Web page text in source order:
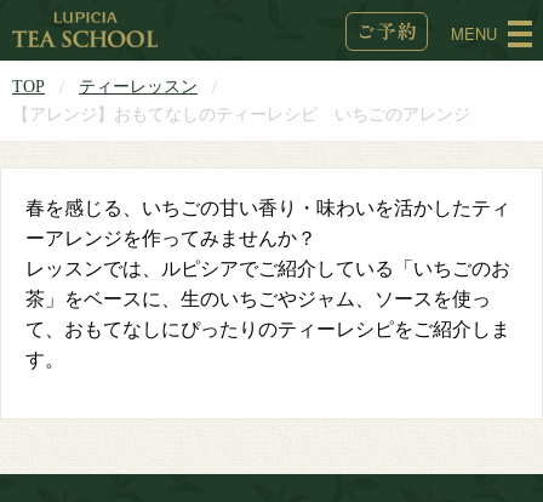
MENU
TOP
ティーレッスン
【アレンジ】おもてなしのティーレシピ いちごのアレンジ
春を感じる、いちごの甘い香り・味わいを活かしたティ
ーアレンジを作ってみませんか？
レッスンでは、ルピシアでご紹介している「いちごのお
茶」をベースに、生のいちごやジャム、ソースを使っ
て、おもてなしにぴったりのティーレシピをご紹介しま
す。